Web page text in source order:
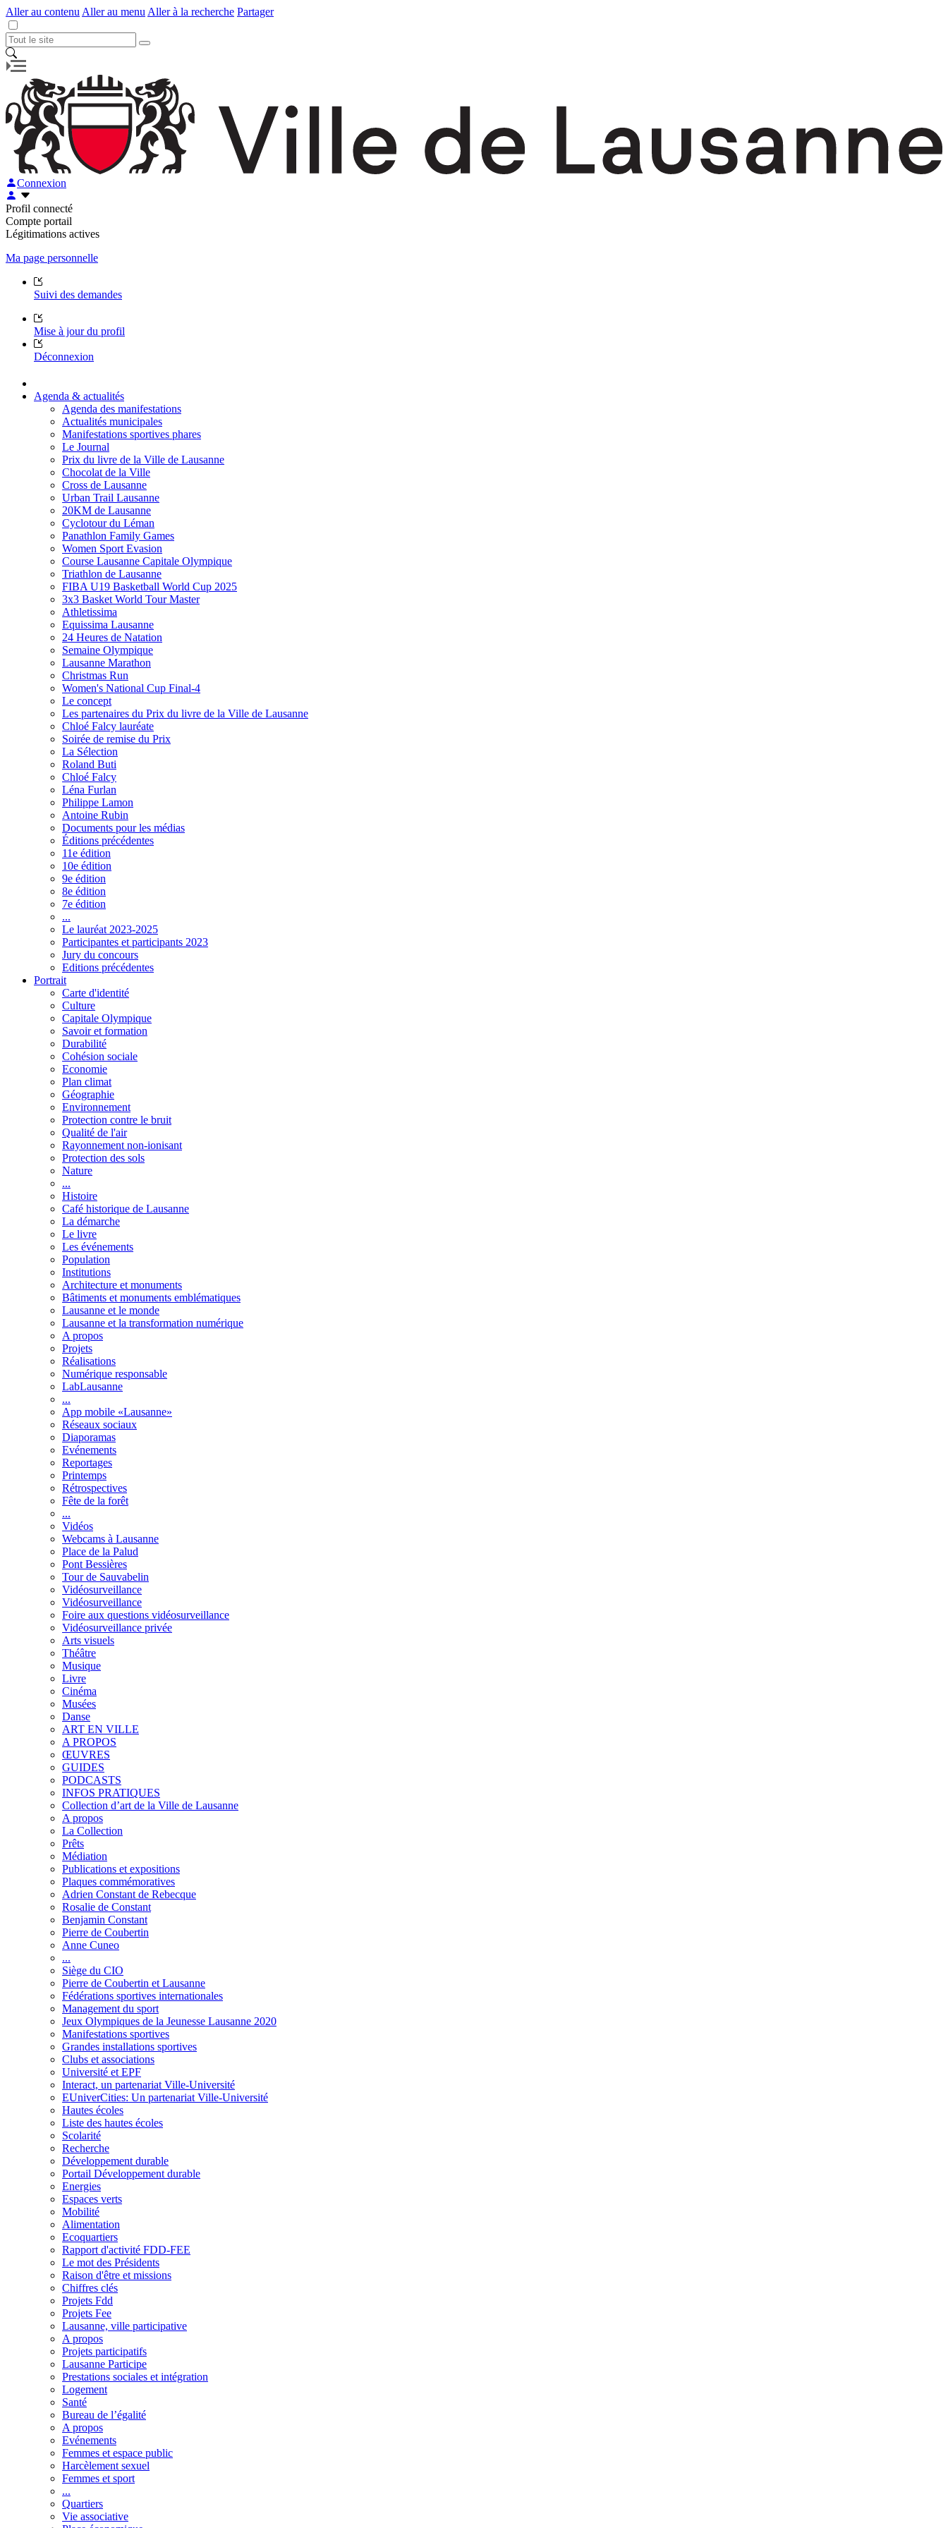
Aller au contenu Aller au menu Aller à la recherche Partager
Connexion
Profil connecté
Compte portail
Légitimations actives
Ma page personnelle
Suivi des demandes
Mise à jour du profil
Déconnexion
Agenda & actualités
Agenda des manifestations
Actualités municipales
Manifestations sportives phares
Le Journal
Prix du livre de la Ville de Lausanne
Chocolat de la Ville
Cross de Lausanne
Urban Trail Lausanne
20KM de Lausanne
Cyclotour du Léman
Panathlon Family Games
Women Sport Evasion
Course Lausanne Capitale Olympique
Triathlon de Lausanne
FIBA U19 Basketball World Cup 2025
3x3 Basket World Tour Master
Athletissima
Equissima Lausanne
24 Heures de Natation
Semaine Olympique
Lausanne Marathon
Christmas Run
Women's National Cup Final-4
Le concept
Les partenaires du Prix du livre de la Ville de Lausanne
Chloé Falcy lauréate
Soirée de remise du Prix
La Sélection
Roland Buti
Chloé Falcy
Léna Furlan
Philippe Lamon
Antoine Rubin
Documents pour les médias
Éditions précédentes
11e édition
10e édition
9e édition
8e édition
7e édition
...
Le lauréat 2023-2025
Participantes et participants 2023
Jury du concours
Editions précédentes
Portrait
Carte d'identité
Culture
Capitale Olympique
Savoir et formation
Durabilité
Cohésion sociale
Economie
Plan climat
Géographie
Environnement
Protection contre le bruit
Qualité de l'air
Rayonnement non-ionisant
Protection des sols
Nature
...
Histoire
Café historique de Lausanne
La démarche
Le livre
Les événements
Population
Institutions
Architecture et monuments
Bâtiments et monuments emblématiques
Lausanne et le monde
Lausanne et la transformation numérique
A propos
Projets
Réalisations
Numérique responsable
LabLausanne
...
App mobile «Lausanne»
Réseaux sociaux
Diaporamas
Evénements
Reportages
Printemps
Rétrospectives
Fête de la forêt
...
Vidéos
Webcams à Lausanne
Place de la Palud
Pont Bessières
Tour de Sauvabelin
Vidéosurveillance
Vidéosurveillance
Foire aux questions vidéosurveillance
Vidéosurveillance privée
Arts visuels
Théâtre
Musique
Livre
Cinéma
Musées
Danse
ART EN VILLE
A PROPOS
ŒUVRES
GUIDES
PODCASTS
INFOS PRATIQUES
Collection d’art de la Ville de Lausanne
A propos
La Collection
Prêts
Médiation
Publications et expositions
Plaques commémoratives
Adrien Constant de Rebecque
Rosalie de Constant
Benjamin Constant
Pierre de Coubertin
Anne Cuneo
...
Siège du CIO
Pierre de Coubertin et Lausanne
Fédérations sportives internationales
Management du sport
Jeux Olympiques de la Jeunesse Lausanne 2020
Manifestations sportives
Grandes installations sportives
Clubs et associations
Université et EPF
Interact, un partenariat Ville-Université
EUniverCities: Un partenariat Ville-Université
Hautes écoles
Liste des hautes écoles
Scolarité
Recherche
Développement durable
Portail Développement durable
Energies
Espaces verts
Mobilité
Alimentation
Ecoquartiers
Rapport d'activité FDD-FEE
Le mot des Présidents
Raison d'être et missions
Chiffres clés
Projets Fdd
Projets Fee
Lausanne, ville participative
A propos
Projets participatifs
Lausanne Participe
Prestations sociales et intégration
Logement
Santé
Bureau de l’égalité
A propos
Evénements
Femmes et espace public
Harcèlement sexuel
Femmes et sport
...
Quartiers
Vie associative